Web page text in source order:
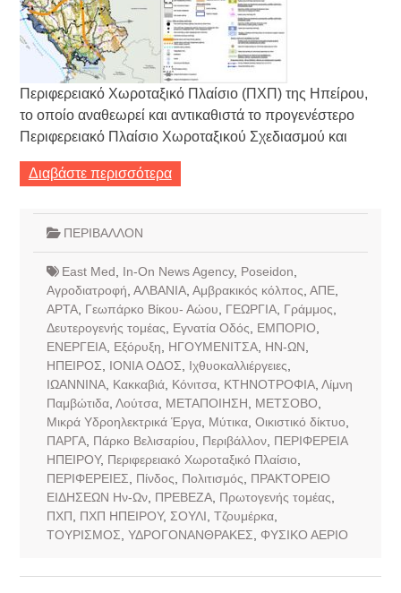
Περιφερειακό Χωροταξικό Πλαίσιο (ΠΧΠ) της Ηπείρου,
το οποίο αναθεωρεί και αντικαθιστά το προγενέστερο
Περιφερειακό Πλαίσιο Χωροταξικού Σχεδιασμού και
Διαβάστε περισσότερα
ΠΕΡΙΒΑΛΛΟΝ
East Med In-On News Agency, Poseidon
Αγροδιατροφή ΑΛΒΑΝΙΑ, Αμβρακικός κόλπος ΑΠΕ,
ΑΡΤΑ, Γεωπάρκο Βίκου- Αώου ΓΕΩΡΓΙΑ, Γράμμος
Δευτερογενής τομέας
Εγνατία Οδός ΕΜΠΟΡΙΟ
ΕΝΕΡΓΕΙΑ, Εξόρυξη ΗΓΟΥΜΕΝΙΤΣΑ, ΗΝ-ΩΝ
ΗΠΕΙΡΟΣ
ΙΟΝΙΑ ΟΔΟΣ Ιχθυοκαλλιέργειες
ΙΩΑΝΝΙΝΑ, Κακκαβιά, Κόνιτσα, ΚΤΗΝΟΤΡΟΦΙΑ, Λίμνη
Παμβώτιδα, Λούτσα, ΜΕΤΑΠΟΙΗΣΗ ΜΕΤΣΟΒΟ
Μικρά Υδροηλεκτρικά Έργα, Μύτικα, Οικιστικό δίκτυο
ΠΑΡΓΑ, Πάρκο Βελισαρίου Περιβάλλον, ΠΕΡΙΦΕΡΕΙΑ
ΗΠΕΙΡΟΥ, Περιφερειακό Χωροταξικό Πλαίσιο
ΠΕΡΙΦΕΡΕΙΕΣ
Πίνδος Πολιτισμός
ΠΡΑΚΤΟΡΕΙΟ
ΕΙΔΗΣΕΩΝ Ην-Ων, ΠΡΕΒΕΖΑ, Πρωτογενής τομέας
ΠΧΠ
ΠΧΠ ΗΠΕΙΡΟΥ, ΣΟΥΛΙ Τζουμέρκα,
ΤΟΥΡΙΣΜΟΣ ΥΔΡΟΓΟΝΑΝΘΡΑΚΕΣ ΦΥΣΙΚΟ ΑΕΡΙΟ